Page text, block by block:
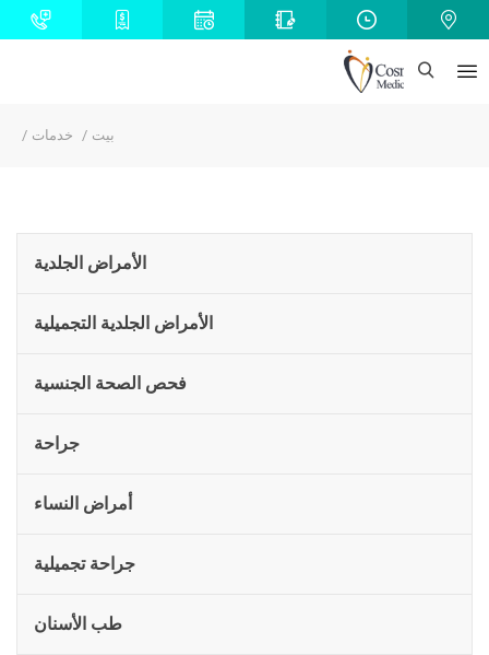
بيت خدمات
الأمراض الجلدية
الأمراض الجلدية التجميلية
فحص الصحة الجنسية
جراحة
أمراض النساء
جراحة تجميلية
طب الأسنان